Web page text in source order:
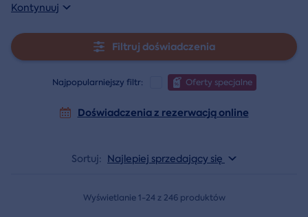
Kontynuuj
Filtruj doświadczenia
Najpopularniejszy filtr: Oferty specjalne
Doświadczenia z rezerwacją online
Sortuj: Najlepiej sprzedający się
Wyświetlanie 1-24 z 246 produktów